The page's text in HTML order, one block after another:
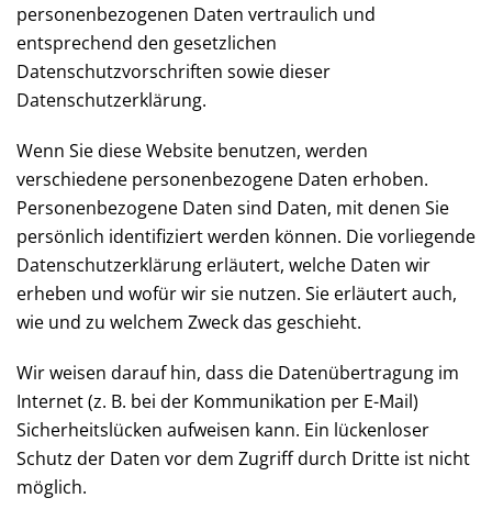
personenbezogenen Daten vertraulich und
entsprechend den gesetzlichen
Datenschutzvorschriften sowie dieser
Datenschutzerklärung.
Wenn Sie diese Website benutzen, werden
verschiedene personenbezogene Daten erhoben.
Personenbezogene Daten sind Daten, mit denen Sie
persönlich identifiziert werden können. Die vorliegende
Datenschutzerklärung erläutert, welche Daten wir
erheben und wofür wir sie nutzen. Sie erläutert auch,
wie und zu welchem Zweck das geschieht.
Wir weisen darauf hin, dass die Datenübertragung im
Internet (z. B. bei der Kommunikation per E-Mail)
Sicherheitslücken aufweisen kann. Ein lückenloser
Schutz der Daten vor dem Zugriff durch Dritte ist nicht
möglich.